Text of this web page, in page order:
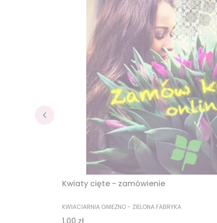
Kwiaty cięte - zamówienie
PRODUCENT
KWIACIARNIA GNIEZNO - ZIELONA FABRYKA
Cena